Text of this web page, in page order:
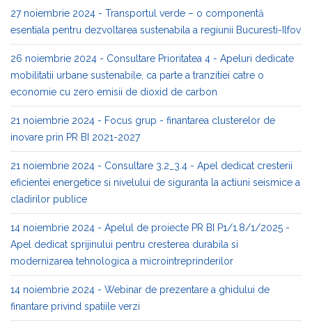
27 noiembrie 2024 - Transportul verde – o componentă
esentiala pentru dezvoltarea sustenabila a regiunii Bucuresti-Ilfov
26 noiembrie 2024 - Consultare Prioritatea 4 - Apeluri dedicate
mobilitatii urbane sustenabile, ca parte a tranzitiei catre o
economie cu zero emisii de dioxid de carbon
21 noiembrie 2024 - Focus grup - finantarea clusterelor de
inovare prin PR BI 2021-2027
21 noiembrie 2024 - Consultare 3.2_3.4 - Apel dedicat cresterii
eficientei energetice si nivelului de siguranta la actiuni seismice a
cladirilor publice
14 noiembrie 2024 - Apelul de proiecte PR BI P1/1.8/1/2025 -
Apel dedicat sprijinului pentru cresterea durabila si
modernizarea tehnologica a microintreprinderilor
14 noiembrie 2024 - Webinar de prezentare a ghidului de
finantare privind spatiile verzi